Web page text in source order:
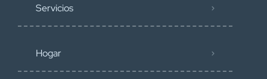
Servicios
Hogar